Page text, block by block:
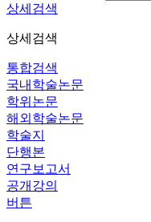
상세검색
상세검색
통합검색
국내학술논문
학위논문
해외학술논문
학술지
단행본
연구보고서
공개강의
버튼